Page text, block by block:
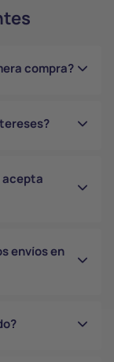
compra?
acepta
envíos en